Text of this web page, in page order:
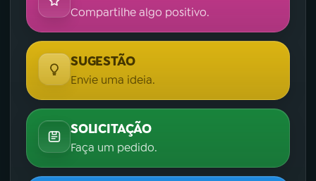
Compartilhe algo positivo.
SUGESTÃO
Envie uma ideia.
SOLICITAÇÃO
Faça um pedido.